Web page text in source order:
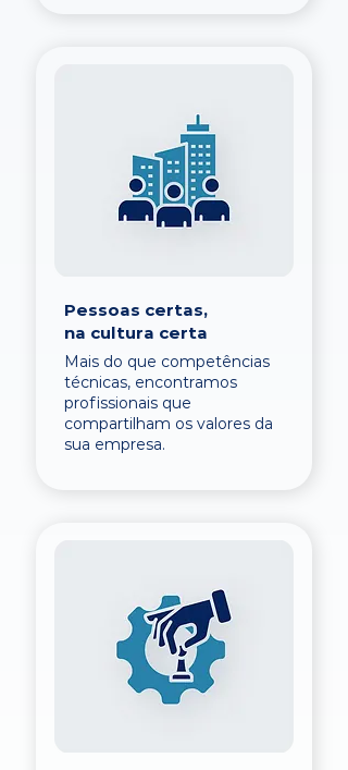
Pessoas certas,
na cultura certa
Mais do que competências
técnicas, encontramos
profissionais que
compartilham os valores da
sua empresa.